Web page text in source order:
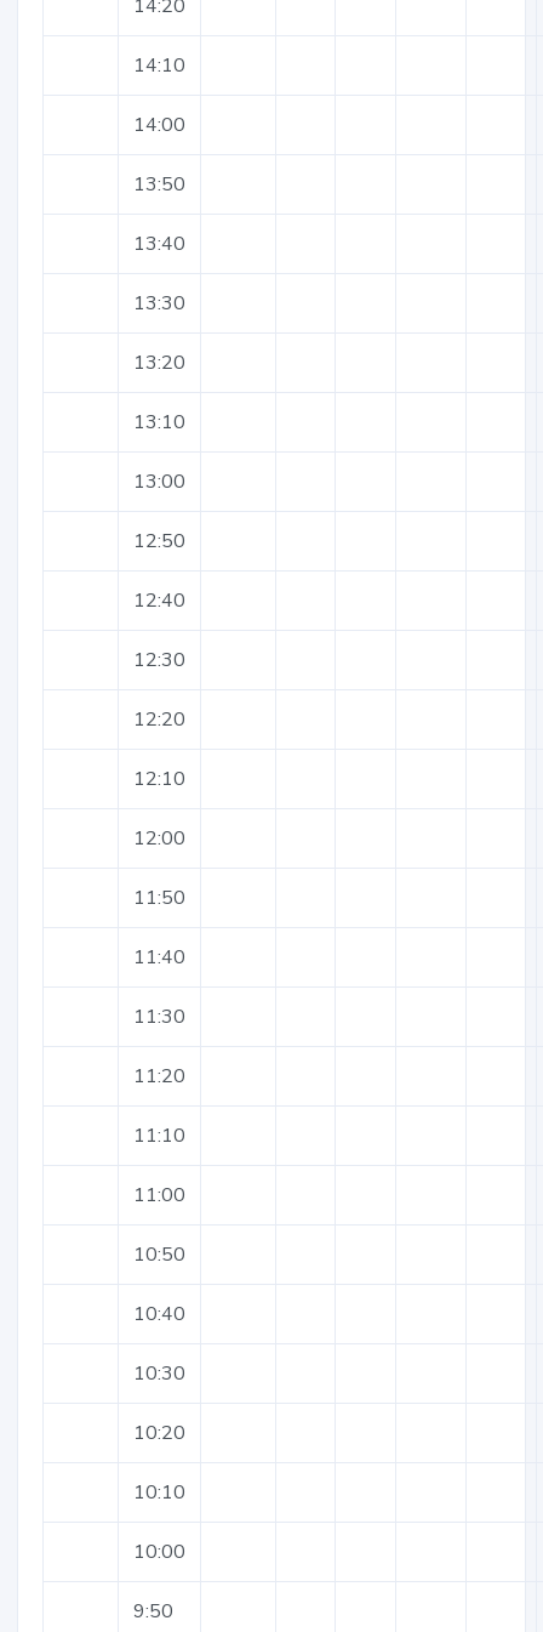
14:20
14:10
14:00
13:50
13:40
13:30
13:20
13:10
13:00
12:50
12:40
12:30
12:20
12:10
12:00
11:50
11:40
11:30
11:20
11:10
11:00
10:50
10:40
10:30
10:20
10:10
10:00
9:50